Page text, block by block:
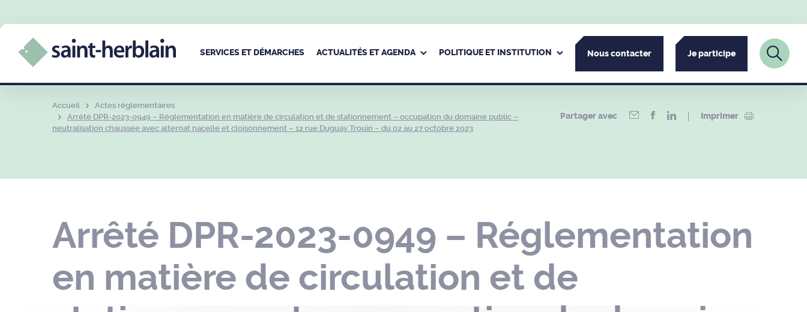
SERVICES ET DÉMARCHES ACTUALITÉS ET AGENDA POLITIQUE ET INSTITUTION Nous contacter Je participe
Accueil
Actes réglementaires
Arrêté DPR-2023-0949 – Réglementation en matière de circulation et de stationnement – occupation du domaine public –
neutralisation chaussée avec alternat nacelle et cloisonnement – 12 rue Duguay Trouin – du 02 au 27 octobre 2023
Partager avec Imprimer
Arrêté DPR-2023-0949 – Réglementation
en matière de circulation et de